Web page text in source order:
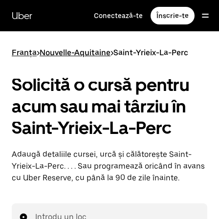
direct
conținutul
principal
Uber Conectează-te Înscrie-te
Franța>Nouvelle-Aquitaine>Saint-Yrieix-La-Perc
Solicită o cursă pentru
acum sau mai târziu în
Saint-Yrieix-La-Perc
Adaugă detaliile cursei, urcă și călătorește Saint-
Yrieix-La-Perc. . . . Sau programează oricând în avans
cu Uber Reserve, cu până la 90 de zile înainte.
Introdu un loc